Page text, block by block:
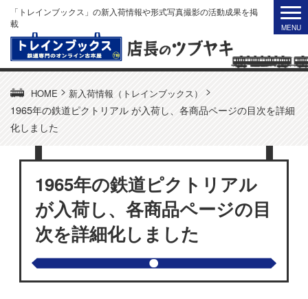
「トレインブックス」の新入荷情報や形式写真撮影の活動成果を掲
載
HOME > 新入荷情報（トレインブックス）
>
1965年の鉄道ピクトリアル が入荷し、各商品ページの目次を詳細
化しました
1965年の鉄道ピクトリアル
が入荷し、各商品ページの目
次を詳細化しました